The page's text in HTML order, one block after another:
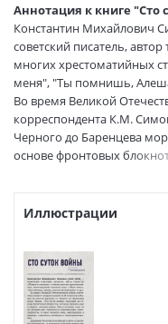
Тип обложки:
Формат:
Размеры в мм
(ДхШхВ):
Вес:
565
Страниц:
608
Тираж:
2000
Код товара:
ISBN:
Аннотация к книге
Константин Михайлович
советский писатель,
многих хрестоматийных
меня", "Ты помнишь,
Во время Великой
корреспондента К.М.
Черного до Баренцева
основе фронтовых
закопавшись в архивах,
водоворот событий
будни военных
рассказывает о тех, кто
удар гитлеровских войск.
Иллюстрации